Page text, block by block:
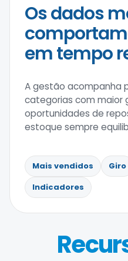
Os dados
em tempo
A gestão acompanha
categorias com maior
oportunidades de
estoque sempre
Mais vendidos Giro
Indicadores